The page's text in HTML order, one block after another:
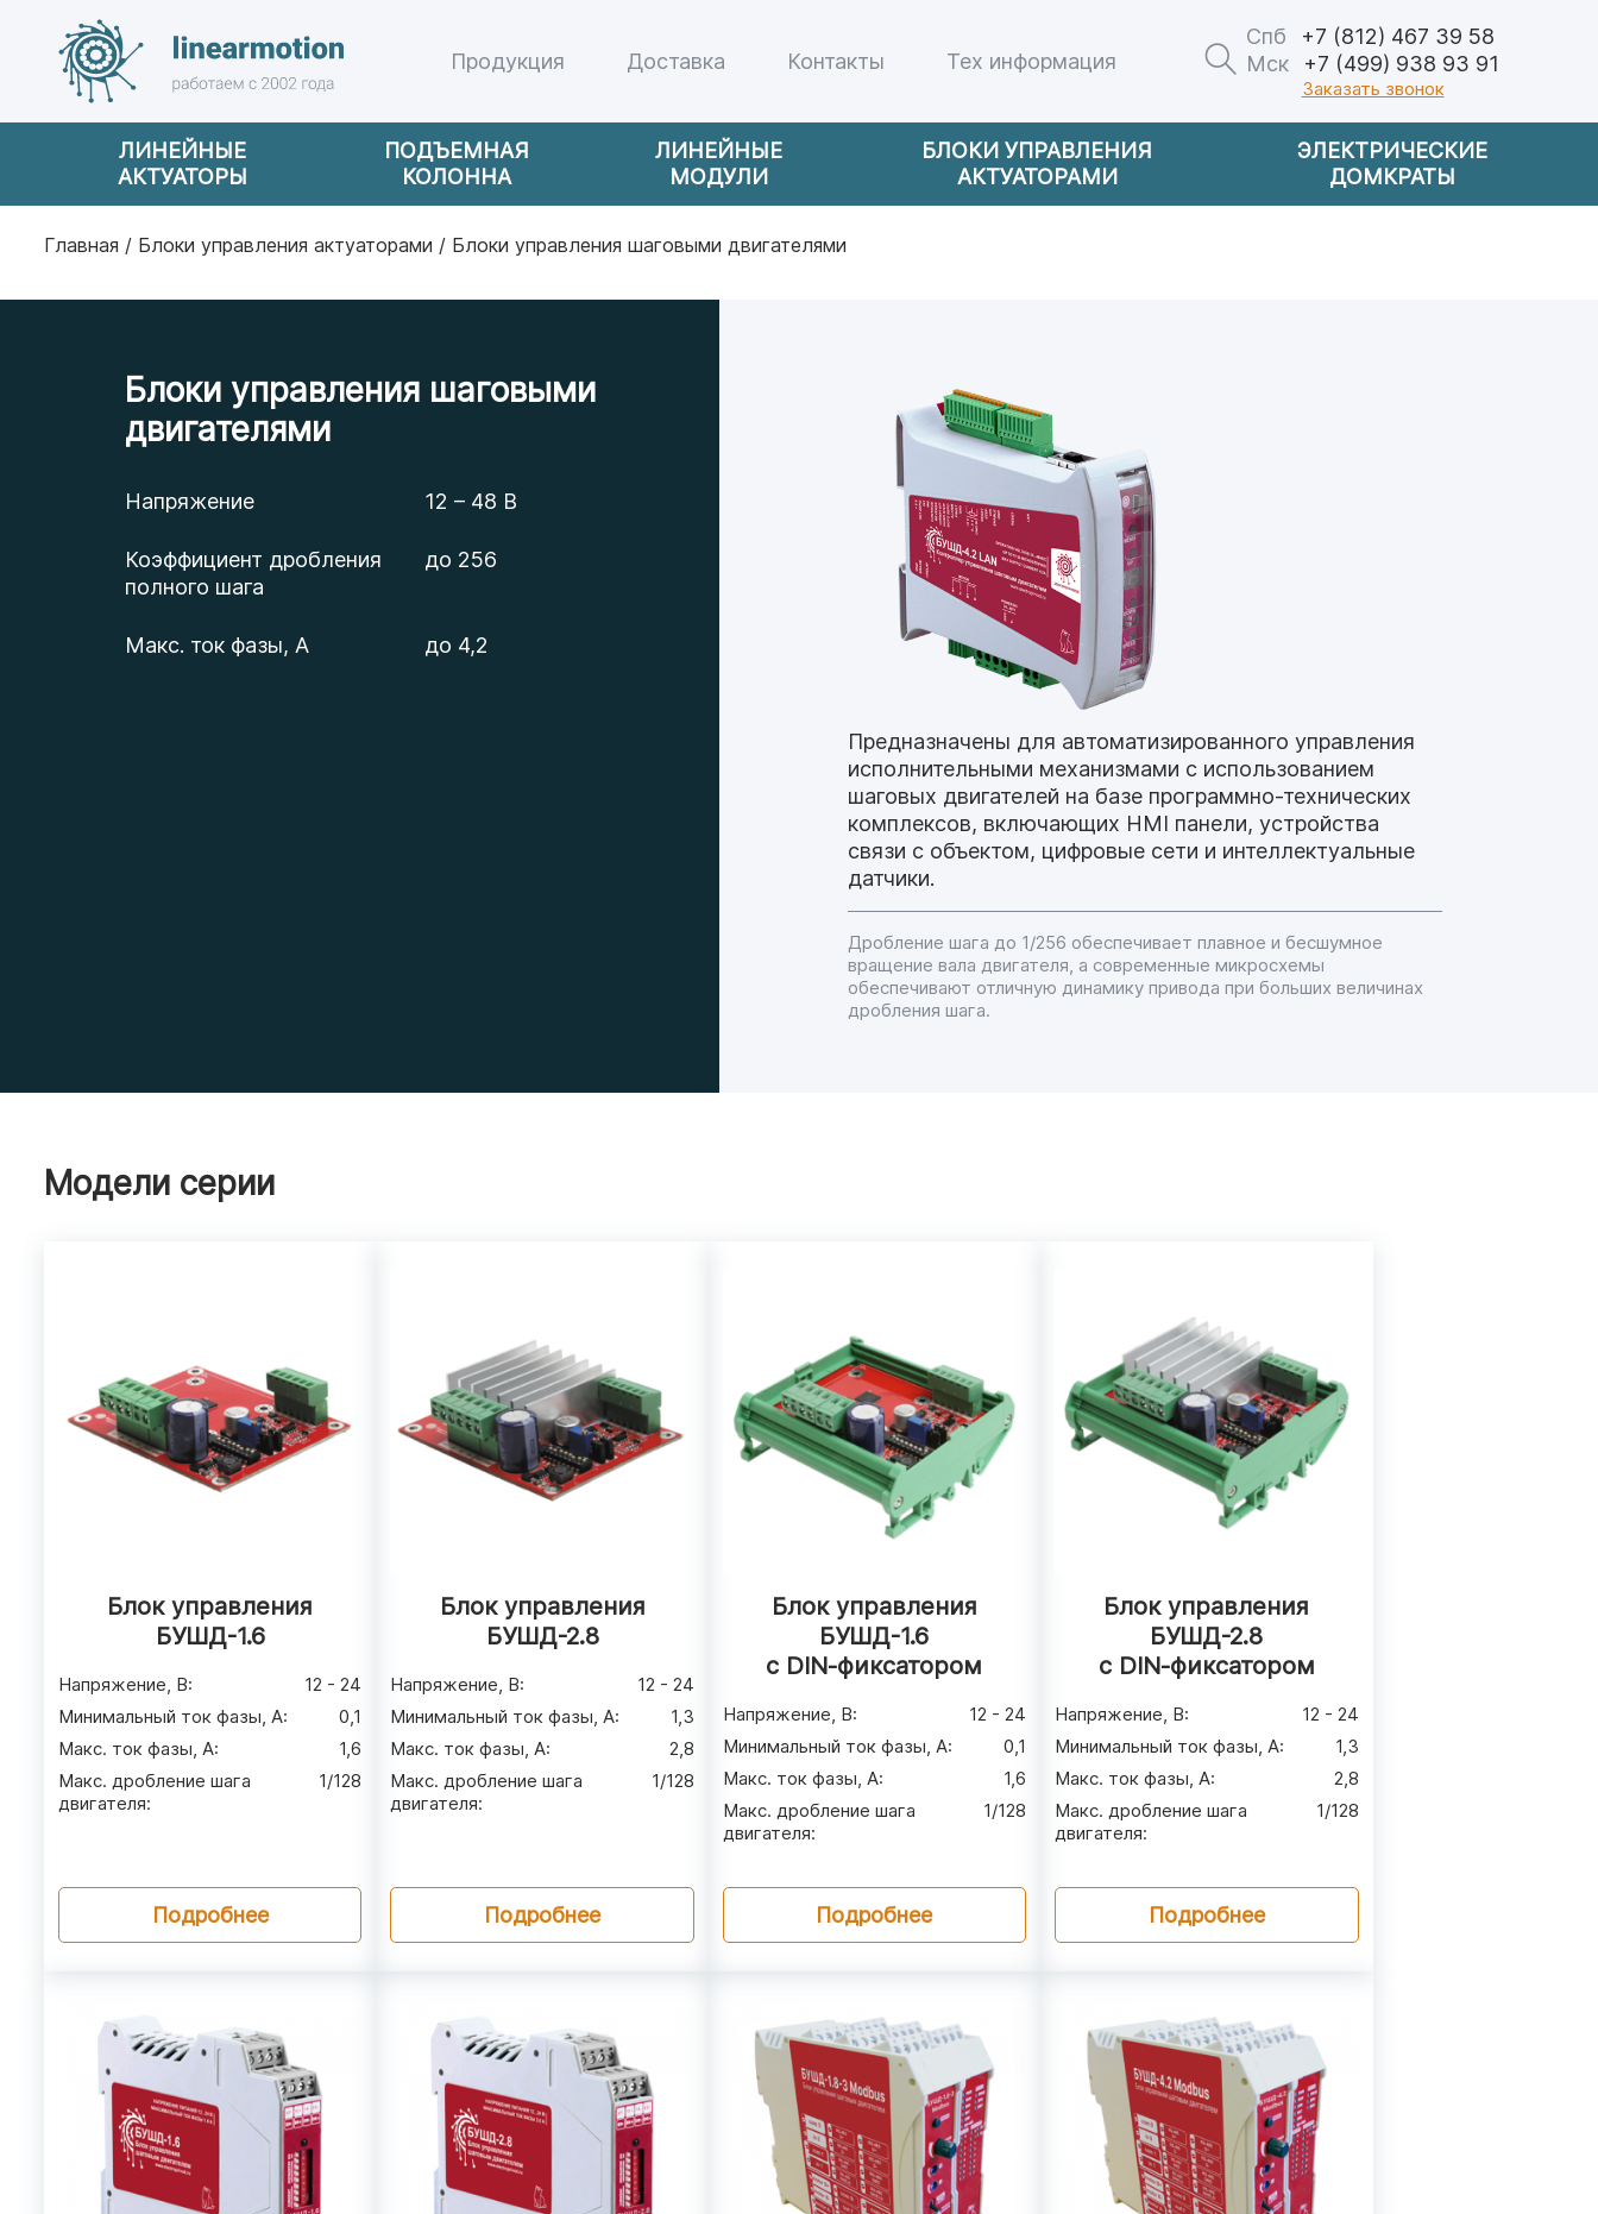
Продукция Доставка Контакты Тех информация
Спб
+7 (812) 467 39 58
Мск
+7 (499) 938 93 91
Заказать звонок
ЛИНЕЙНЫЕ
АКТУАТОРЫ
ПОДЪЕМНАЯ
КОЛОННА
ЛИНЕЙНЫЕ
МОДУЛИ
БЛОКИ УПРАВЛЕНИЯ
АКТУАТОРАМИ
ЭЛЕКТРИЧЕСКИЕ
ДОМКРАТЫ
Главная / Блоки управления актуаторами / Блоки управления шаговыми двигателями
Блоки управления шаговыми
двигателями
Напряжение 12 – 48 В
Коэффициент дробления
полного шага
до 256
Макс. ток фазы, А до 4,2
Предназначены для автоматизированного управления
исполнительными механизмами с использованием
шаговых двигателей на базе программно-технических
комплексов, включающих HMI панели, устройства
связи с объектом, цифровые сети и интеллектуальные
датчики.
Дробление шага до 1/256 обеспечивает плавное и бесшумное
вращение вала двигателя, а современные микросхемы
обеспечивают отличную динамику привода при больших величинах
дробления шага.
Модели серии
Блок управления
БУШД-1.6
Напряжение, В:
12 - 24
Минимальный ток фазы, А:
0,1
Макс. ток фазы, А:
1,6
Макс. дробление шага
двигателя:
1/128
Подробнее
Блок управления
БУШД-2.8
Напряжение, В:
12 - 24
Минимальный ток фазы, А:
1,3
Макс. ток фазы, А:
2,8
Макс. дробление шага
двигателя:
1/128
Подробнее
Блок управления
БУШД-1.6
с DIN‑фиксатором
Напряжение, В:
12 - 24
Минимальный ток фазы, А:
0,1
Макс. ток фазы, А:
1,6
Макс. дробление шага
двигателя:
1/128
Подробнее
Блок управления
БУШД-2.8
с DIN‑фиксатором
Напряжение, В:
12 - 24
Минимальный ток фазы, А:
1,3
Макс. ток фазы, А:
2,8
Макс. дробление шага
двигателя:
1/128
Подробнее